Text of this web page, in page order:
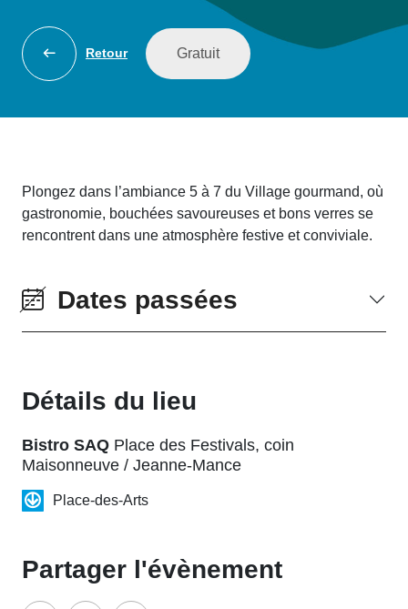
Retour Gratuit
Plongez dans l’ambiance 5 à 7 du Village gourmand, où
gastronomie, bouchées savoureuses et bons verres se
rencontrent dans une atmosphère festive et conviviale.
Dates passées
Détails du lieu
Bistro SAQ Place des Festivals, coin
Maisonneuve / Jeanne-Mance
Place-des-Arts
Partager l'évènement